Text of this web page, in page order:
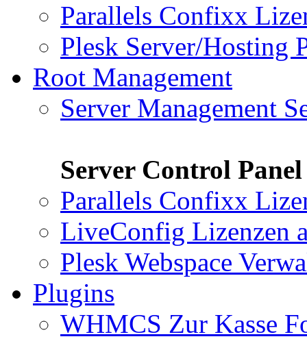
Parallels Confixx
Plesk Server/Hosting
Root Management
Server Management
Server Control
Parallels Confixx
LiveConfig Lizenzen
Plesk Webspace
Plugins
WHMCS Zur Kasse